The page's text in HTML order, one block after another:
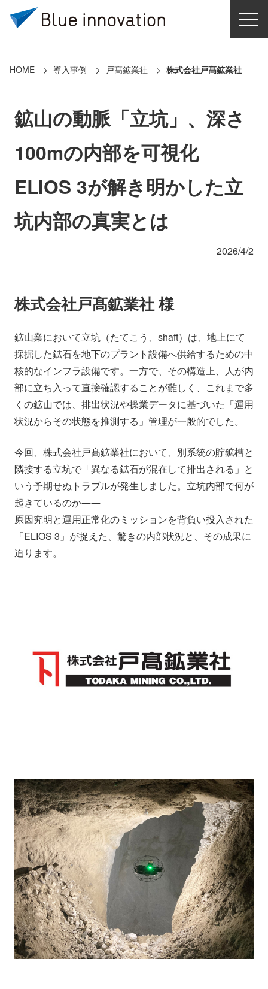
導入事例
コアテクノロジー
クラウドモビリティ研究所
IR情報 English
HOME 導入事例 戸髙鉱業社 株式会社戸髙鉱業社
鉱山の動脈「立坑」、深さ
100mの内部を可視化
ELIOS 3が解き明かした立
坑内部の真実とは
2026/4/2
株式会社戸髙鉱業社 様
鉱山業において立坑（たてこう、shaft）は、地上にて
採掘した鉱石を地下のプラント設備へ供給するための中
核的なインフラ設備です。一方で、その構造上、人が内
部に立ち入って直接確認することが難しく、これまで多
くの鉱山では、排出状況や操業データに基づいた「運用
状況からその状態を推測する」管理が一般的でした。
今回、株式会社戸髙鉱業社において、別系統の貯鉱槽と
隣接する立坑で「異なる鉱石が混在して排出される」と
いう予期せぬトラブルが発生しました。立坑内部で何が
起きているのか――
原因究明と運用正常化のミッションを背負い投入された
「ELIOS 3」が捉えた、驚きの内部状況と、その成果に
迫ります。